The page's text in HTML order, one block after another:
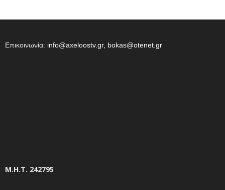
Επικοινωνία: info@axeloostv.gr, bokas@otenet.gr
Μ.Η.Τ. 242795